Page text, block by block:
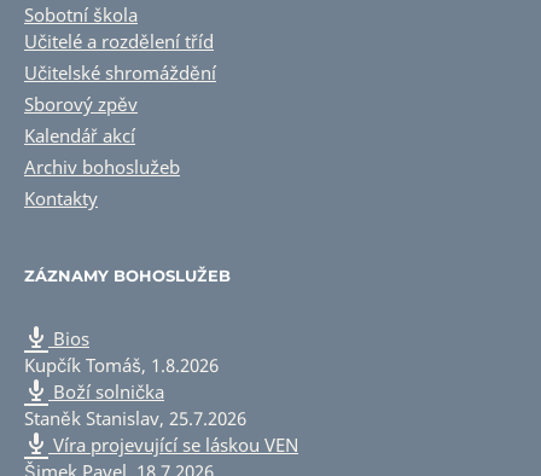
Sobotní škola
Učitelé a rozdělení tříd
Učitelské shromáždění
Sborový zpěv
Kalendář akcí
Archiv bohoslužeb
Kontakty
ZÁZNAMY BOHOSLUŽEB
Bios
Kupčík Tomáš, 1.8.2026
Boží solnička
Staněk Stanislav, 25.7.2026
Víra projevující se láskou VEN
Šimek Pavel 18.7.2026